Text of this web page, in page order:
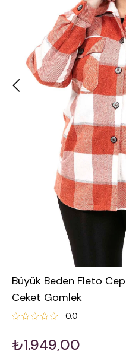
Büyük Beden Fleto
Ceket Gömlek
0.0
₺1.949,00